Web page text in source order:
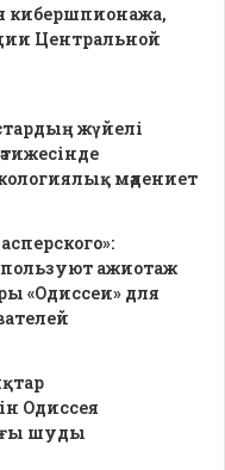
кибершпионажа,
Центральной
жүйелі
мәдениет
ажиотаж
«Одиссеи» для
Одиссея
шуды